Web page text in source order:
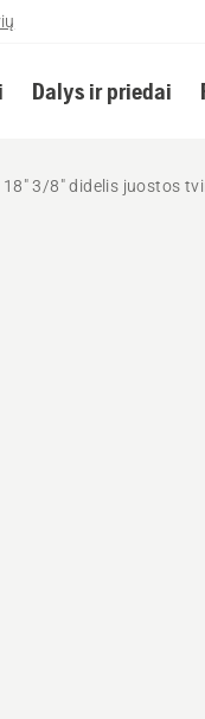
Dalys ir priedai
18" 3/8" didelis juostos